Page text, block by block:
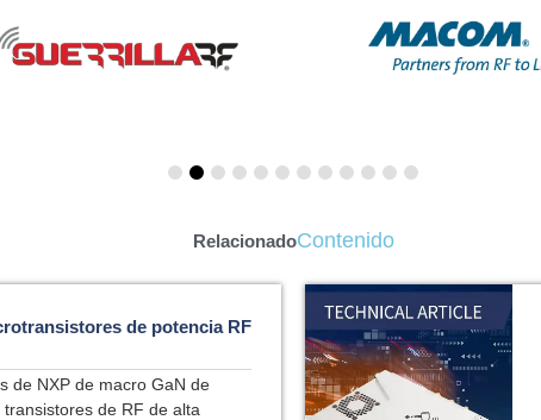
RelacionadoContenido
de potencia RF
de NXP de macro GaN de
de RF de alta